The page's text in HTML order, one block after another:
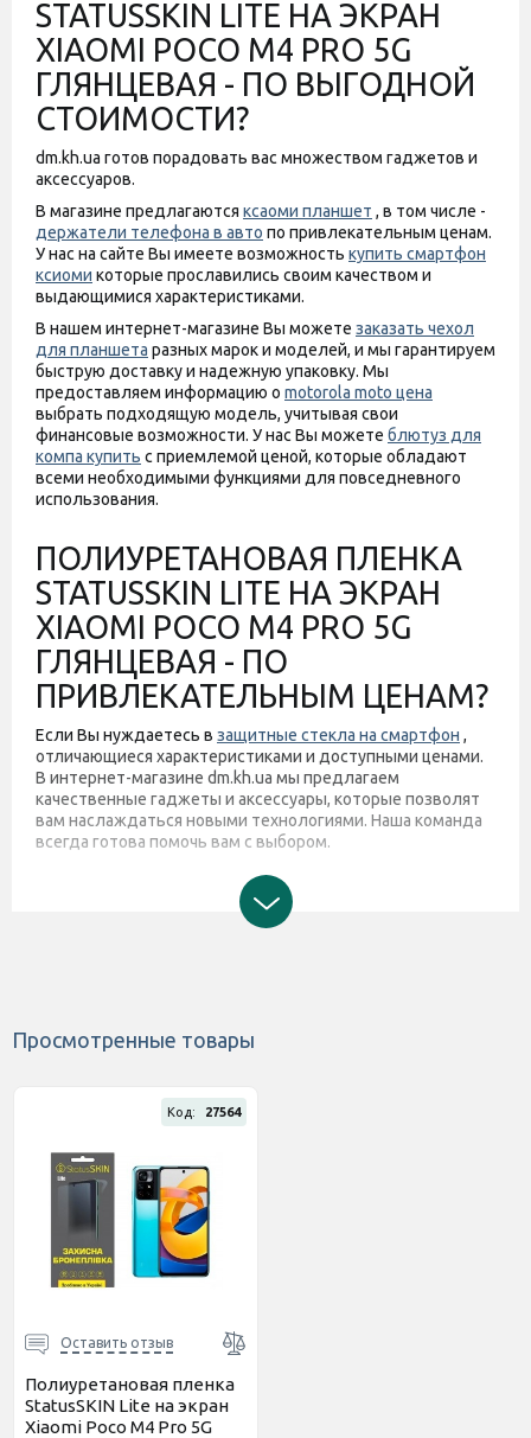
STATUSSKIN LITE НА ЭКРАН
XIAOMI POCO M4 PRO 5G
ГЛЯНЦЕВАЯ - ПО ВЫГОДНОЙ
СТОИМОСТИ?
dm.kh.ua готов порадовать вас множеством гаджетов и
аксессуаров.
В магазине предлагаются ксаоми планшет , в том числе -
держатели телефона в авто по привлекательным ценам.
У нас на сайте Вы имеете возможность купить смартфон
ксиоми которые прославились своим качеством и
выдающимися характеристиками.
В нашем интернет-магазине Вы можете заказать чехол
для планшета разных марок и моделей, и мы гарантируем
быструю доставку и надежную упаковку. Мы
предоставляем информацию о motorola moto цена
выбрать подходящую модель, учитывая свои
финансовые возможности. У нас Вы можете блютуз для
компа купить с приемлемой ценой, которые обладают
всеми необходимыми функциями для повседневного
использования.
ПОЛИУРЕТАНОВАЯ ПЛЕНКА
STATUSSKIN LITE НА ЭКРАН
XIAOMI POCO M4 PRO 5G
ГЛЯНЦЕВАЯ - ПО
ПРИВЛЕКАТЕЛЬНЫМ ЦЕНАМ?
Если Вы нуждаетесь в защитные стекла на смартфон ,
отличающиеся характеристиками и доступными ценами.
В интернет-магазине dm.kh.ua мы предлагаем
качественные гаджеты и аксессуары, которые позволят
вам наслаждаться новыми технологиями. Наша команда
всегда готова помочь вам с выбором.
Просмотренные товары
Код: 27564
Оставить отзыв
Полиуретановая пленка
StatusSKIN Lite на экран
Xiaomi Poco M4 Pro 5G